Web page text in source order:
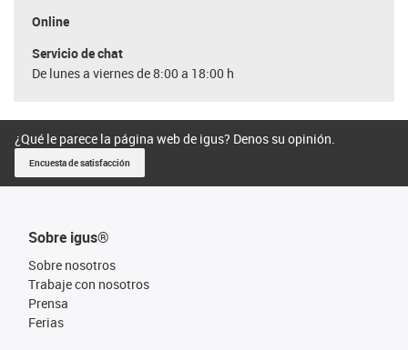
Online
Servicio de chat
De lunes a viernes de 8:00 a 18:00 h
¿Qué le parece la página web de igus? Denos su opinión.
Encuesta de satisfacción
Sobre igus®
Sobre nosotros
Trabaje con nosotros
Prensa
Ferias